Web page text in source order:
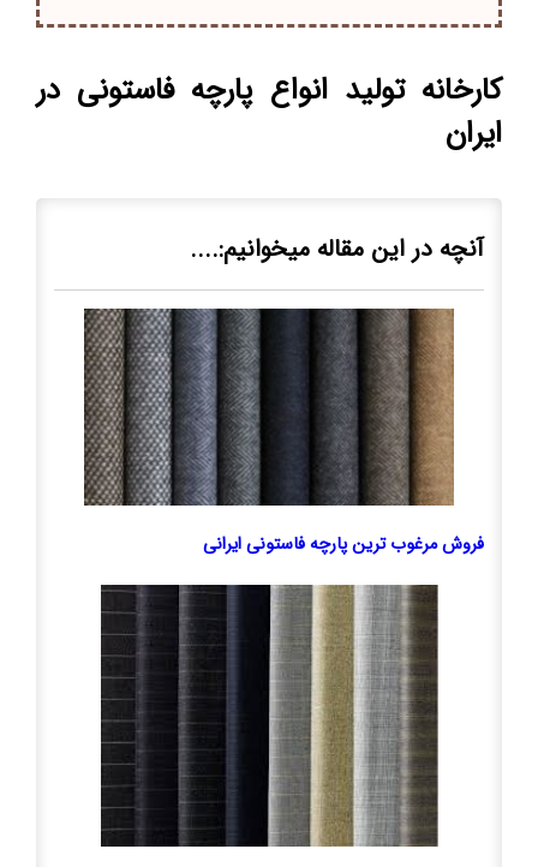
کارخانه تولید انواع پارچه فاستونی در
ایران
آنچه در این مقاله میخوانیم:....
فروش مرغوب ترین پارچه فاستونی ایرانی